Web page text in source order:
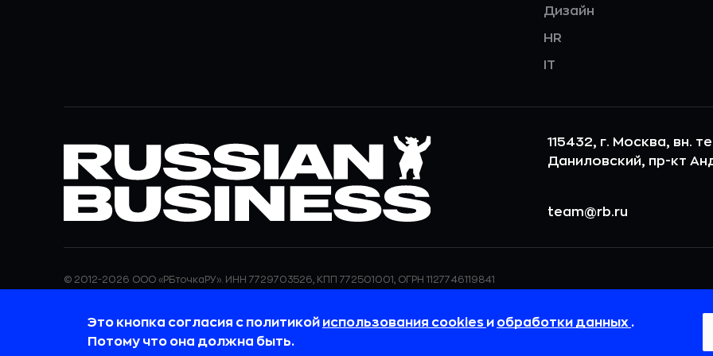
Дизайн
HR
IT
115432, г. Москва, вн.
Даниловский, пр-кт
team@rb.ru
© 2012-2026 ООО «РБточкаРУ». ИНН 7729703526, КПП 772501001, ОГРН 1127746119841
требованиях к защите персональных данных отражены в Политике в отношении
обработки персональных данных.
повышения удобства
пользовательские данные
Это кнопка согласия с политикой использования cookies и обработки данных .
Потому что она должна быть.